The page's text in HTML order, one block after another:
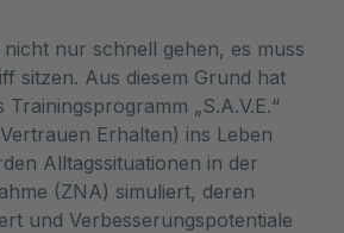
nur schnell gehen, es muss
sitzen. Aus diesem Grund hat
„S.A.V.E.“
Erhalten) ins Leben
Alltagssituationen in der
(ZNA) simuliert, deren
und Verbesserungspotentiale